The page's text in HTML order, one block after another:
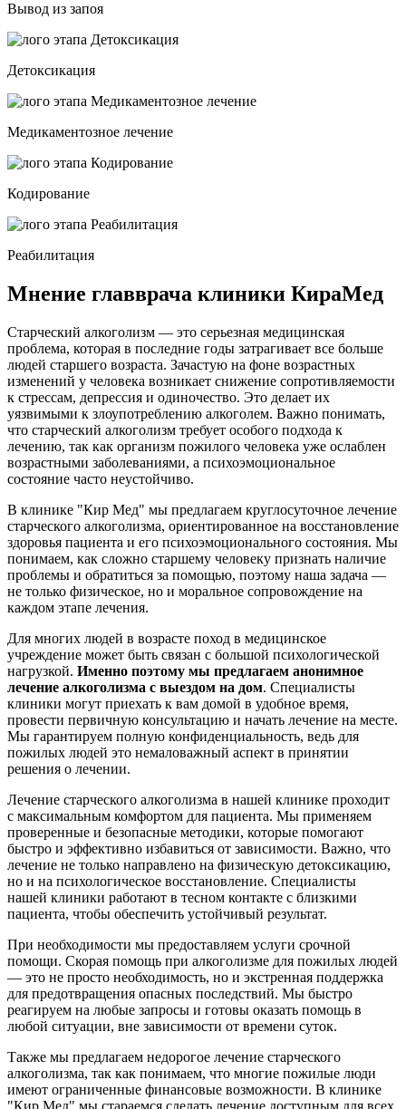
Вывод из запоя
Детоксикация
Медикаментозное лечение
Кодирование
Реабилитация
Мнение главврача клиники КираМед
Старческий алкоголизм — это серьезная медицинская
проблема, которая в последние годы затрагивает все больше
людей старшего возраста. Зачастую на фоне возрастных
изменений у человека возникает снижение сопротивляемости
к стрессам, депрессия и одиночество. Это делает их
уязвимыми к злоупотреблению алкоголем. Важно понимать,
что старческий алкоголизм требует особого подхода к
лечению, так как организм пожилого человека уже ослаблен
возрастными заболеваниями, а психоэмоциональное
состояние часто неустойчиво.
В клинике "Кир Мед" мы предлагаем круглосуточное лечение
старческого алкоголизма, ориентированное на восстановление
здоровья пациента и его психоэмоционального состояния. Мы
понимаем, как сложно старшему человеку признать наличие
проблемы и обратиться за помощью, поэтому наша задача —
не только физическое, но и моральное сопровождение на
каждом этапе лечения.
Для многих людей в возрасте поход в медицинское
учреждение может быть связан с большой психологической
нагрузкой. Именно поэтому мы предлагаем анонимное
лечение алкоголизма с выездом на дом. Специалисты
клиники могут приехать к вам домой в удобное время,
провести первичную консультацию и начать лечение на месте.
Мы гарантируем полную конфиденциальность, ведь для
пожилых людей это немаловажный аспект в принятии
решения о лечении.
Лечение старческого алкоголизма в нашей клинике проходит
с максимальным комфортом для пациента. Мы применяем
проверенные и безопасные методики, которые помогают
быстро и эффективно избавиться от зависимости. Важно, что
лечение не только направлено на физическую детоксикацию,
но и на психологическое восстановление. Специалисты
нашей клиники работают в тесном контакте с близкими
пациента, чтобы обеспечить устойчивый результат.
При необходимости мы предоставляем услуги срочной
помощи. Скорая помощь при алкоголизме для пожилых людей
— это не просто необходимость, но и экстренная поддержка
для предотвращения опасных последствий. Мы быстро
реагируем на любые запросы и готовы оказать помощь в
любой ситуации, вне зависимости от времени суток.
Также мы предлагаем недорогое лечение старческого
алкоголизма, так как понимаем, что многие пожилые люди
имеют ограниченные финансовые возможности. В клинике